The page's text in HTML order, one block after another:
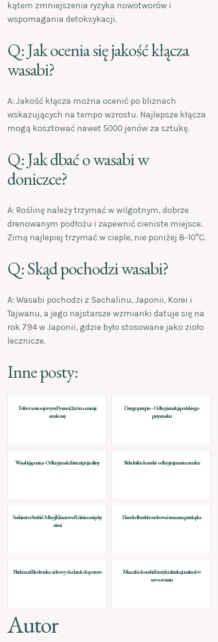
kątem zmniejszenia ryzyka nowotworów i
wspomagania detoksykacji.
Q: Jak ocenia się jakość kłącza
wasabi?
A: Jakość kłącza można ocenić po bliznach
wskazujących na tempo wzrostu. Najlepsze kłącza
mogą kosztować nawet 5000 jenów za sztukę.
Q: Jak dbać o wasabi w
doniczce?
A: Roślinę należy trzymać w wilgotnym, dobrze
drenowanym podłożu i zapewnić cieniste miejsce.
Zimą najlepiej trzymać w cieple, nie poniżej 8-10°C.
Q: Skąd pochodzi wasabi?
A: Wasabi pochodzi z Sachalinu, Japonii, Korei i
Tajwanu, a jego najstarsze wzmianki datuje się na
rok 794 w Japonii, gdzie było stosowane jako zioło
lecznicze.
Inne posty:
Tofu w sosie sojowym: Pyszność, która oczaruje
smakoszy
Dango przepis – Odkryj smak japońskiego
przysmaku
Wasabi japonica - Odkryj smak i historię tej rośliny Składniki do sushi - odkryj tajemnice smaku
Sashimi vs Sushi: Odkryj Kluczowe Różnice między
nimi
Handroll sushi to zdrowa i smaczna przekąska
Płatki nori Biedronka - zdrowy dodatek do potraw
Miseczki do sushi: Estetyka i funkcjonalność w
serwowaniu
Autor